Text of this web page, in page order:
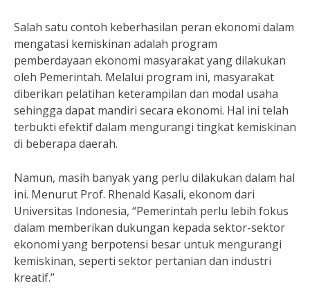
Salah satu contoh keberhasilan peran ekonomi dalam
mengatasi kemiskinan adalah program
pemberdayaan ekonomi masyarakat yang dilakukan
oleh Pemerintah. Melalui program ini, masyarakat
diberikan pelatihan keterampilan dan modal usaha
sehingga dapat mandiri secara ekonomi. Hal ini telah
terbukti efektif dalam mengurangi tingkat kemiskinan
di beberapa daerah.
Namun, masih banyak yang perlu dilakukan dalam hal
ini. Menurut Prof. Rhenald Kasali, ekonom dari
Universitas Indonesia, “Pemerintah perlu lebih fokus
dalam memberikan dukungan kepada sektor-sektor
ekonomi yang berpotensi besar untuk mengurangi
kemiskinan, seperti sektor pertanian dan industri
kreatif.”